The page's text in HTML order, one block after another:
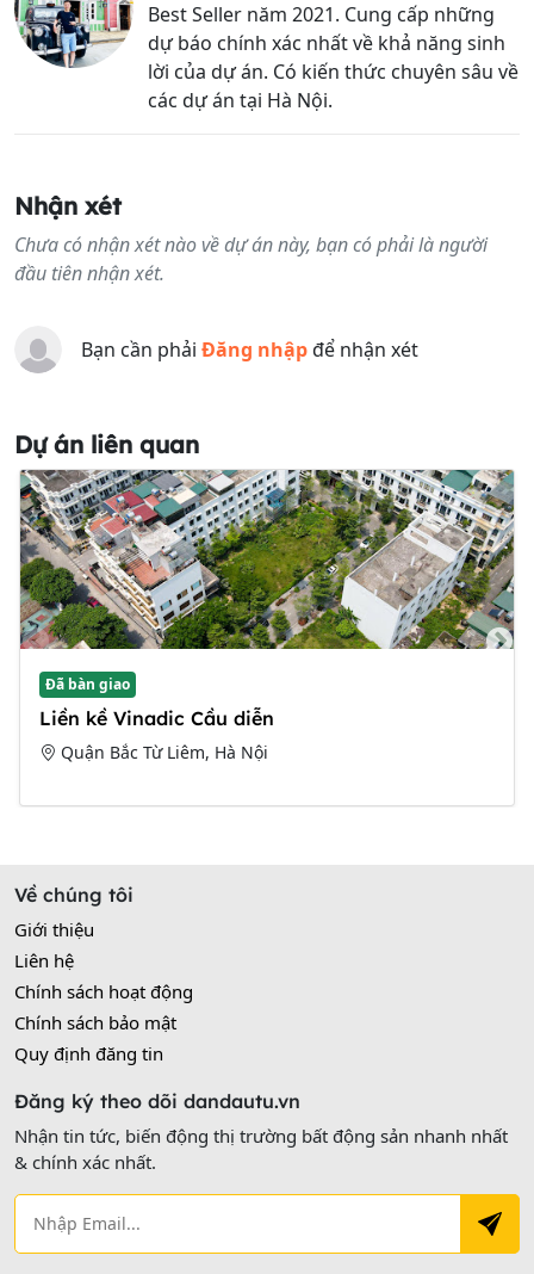
Best Seller năm 2021. Cung cấp những
dự báo chính xác nhất về khả năng sinh
lời của dự án. Có kiến thức chuyên sâu về
các dự án tại Hà Nội.
Nhận xét
Chưa có nhận xét nào về dự án này, bạn có phải là người
đầu tiên nhận xét.
Bạn cần phải Đăng nhậpđể nhận xét
Dự án liên quan
Đã bàn giao
Liền kề Vinadic Cầu diễn
Quận Bắc Từ Liêm, Hà Nội
Về chúng tôi
Giới thiệu
Liên hệ
Chính sách hoạt động
Chính sách bảo mật
Quy định đăng tin
Đăng ký theo dõi dandautu.vn
Nhận tin tức, biến động thị trường bất động sản nhanh nhất
& chính xác nhất.